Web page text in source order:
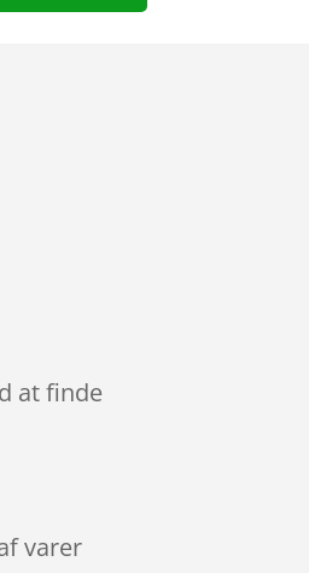
at finde
varer